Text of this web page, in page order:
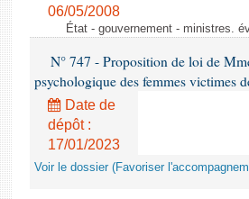
06/05/2008
État - gouvernement - ministres.
N° 747 - Proposition de loi de
psychologique des femmes victimes
Date de
dépôt :
17/01/2023
Voir le dossier (Favoriser